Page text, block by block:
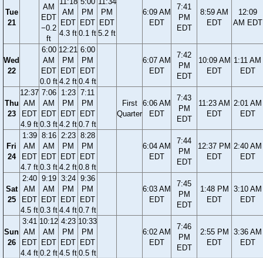
Tue
21
AM
EDT
−0.2
ft
AM
EDT
4.3 ft
PM
EDT
0.1 ft
PM
EDT
5.2 ft
6:09 AM
EDT
7:41
PM
EDT
8:59 AM
EDT
12:09
AM EDT
Wed
22
6:00
AM
EDT
0.0 ft
12:21
PM
EDT
4.2 ft
6:00
PM
EDT
0.4 ft
6:07 AM
EDT
7:42
PM
EDT
10:09 AM
EDT
1:11 AM
EDT
Thu
23
12:37
AM
EDT
4.9 ft
7:06
AM
EDT
0.3 ft
1:23
PM
EDT
4.2 ft
7:11
PM
EDT
0.7 ft
First
Quarter
6:06 AM
EDT
7:43
PM
EDT
11:23 AM
EDT
2:01 AM
EDT
Fri
24
1:39
AM
EDT
4.7 ft
8:16
AM
EDT
0.3 ft
2:23
PM
EDT
4.2 ft
8:28
PM
EDT
0.8 ft
6:04 AM
EDT
7:44
PM
EDT
12:37 PM
EDT
2:40 AM
EDT
Sat
25
2:40
AM
EDT
4.5 ft
9:19
AM
EDT
0.3 ft
3:24
PM
EDT
4.4 ft
9:36
PM
EDT
0.7 ft
6:03 AM
EDT
7:45
PM
EDT
1:48 PM
EDT
3:10 AM
EDT
Sun
26
3:41
AM
EDT
4.4 ft
10:12
AM
EDT
0.2 ft
4:23
PM
EDT
4.5 ft
10:33
PM
EDT
0.5 ft
6:02 AM
EDT
7:46
PM
EDT
2:55 PM
EDT
3:36 AM
EDT